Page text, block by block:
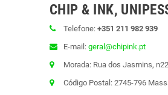
CHIP & INK,
Telefone: +351 211 982 939
E-mail: geral@chipink.pt
Morada: Rua dos Jasmins,
Código Postal: 2745-796